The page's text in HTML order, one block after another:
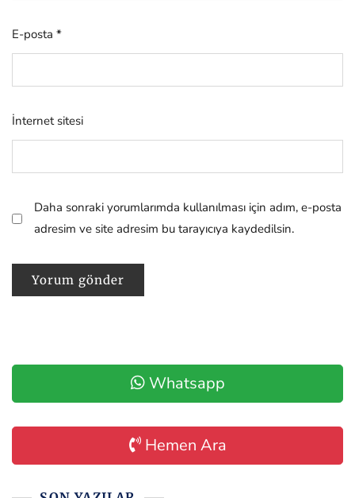
E-posta *
İnternet sitesi
Daha sonraki yorumlarımda kullanılması için adım, e-posta
adresim ve site adresim bu tarayıcıya kaydedilsin.
Whatsapp
Hemen Ara